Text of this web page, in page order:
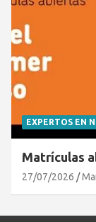
EXPERTOS EN
Matrículas
27/07/2026